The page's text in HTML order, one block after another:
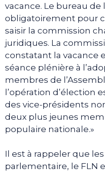
vacance. Le bureau de
obligatoirement pour
saisir la commission
juridiques. La
constatant la vacance
séance plénière à
membres de
l’opération d’élection
des vice-présidents
deux plus jeunes
populaire nationale.»
Il est à rappeler que
parlementaire, le FLN